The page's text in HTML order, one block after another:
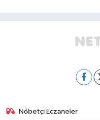
Nöbetçi Eczaneler